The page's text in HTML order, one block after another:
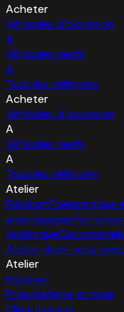
Acheter
Véhicules d'occasion
A
Véhicules neufs
A
Tous les véhicules
Acheter
Véhicules d'occasion
A
Véhicules neufs
A
Tous les véhicules
Atelier
RévisionPneumatique
amortisseursPré-
techniqueCarrosserie
Atelier dont vous
Atelier
Révision
Pneumatique et roue
Climatisation